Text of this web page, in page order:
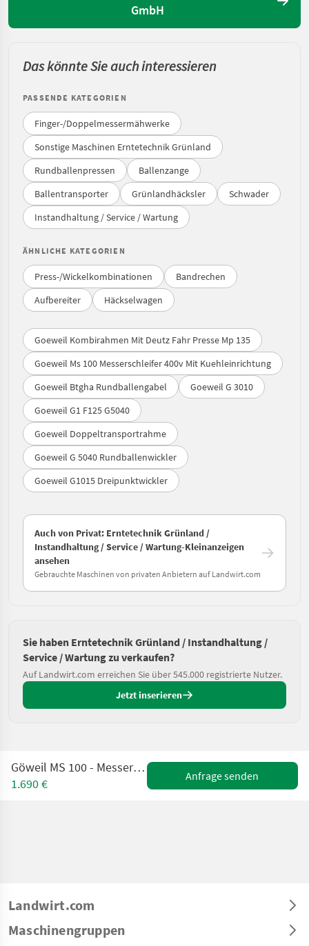
GmbH
Das könnte Sie auch interessieren
PASSENDE KATEGORIEN
Finger-/Doppelmessermähwerke
Sonstige Maschinen Erntetechnik Grünland
Rundballenpressen
Ballenzange
Ballentransporter
Grünlandhäcksler
Schwader
Instandhaltung / Service / Wartung
ÄHNLICHE KATEGORIEN
Press-/Wickelkombinationen
Bandrechen
Aufbereiter
Häckselwagen
Goeweil Kombirahmen Mit Deutz Fahr Presse Mp 135
Goeweil Ms 100 Messerschleifer 400v Mit Kuehleinrichtung
Goeweil Btgha Rundballengabel
Goeweil G 3010
Goeweil G1 F125 G5040
Goeweil Doppeltransportrahme
Goeweil G 5040 Rundballenwickler
Goeweil G1015 Dreipunktwickler
Auch von Privat: Erntetechnik Grünland /
Instandhaltung / Service / Wartung-Kleinanzeigen
ansehen
Gebrauchte Maschinen von privaten Anbietern auf Landwirt.com
Sie haben Erntetechnik Grünland / Instandhaltung /
Service / Wartung zu verkaufen?
Auf Landwirt.com erreichen Sie über 545.000 registrierte Nutzer.
Jetzt inserieren
Göweil MS 100 - Messerschleifer mit Kühleinrichtung
1.690 €
Anfrage senden
Landwirt.com
Maschinengruppen